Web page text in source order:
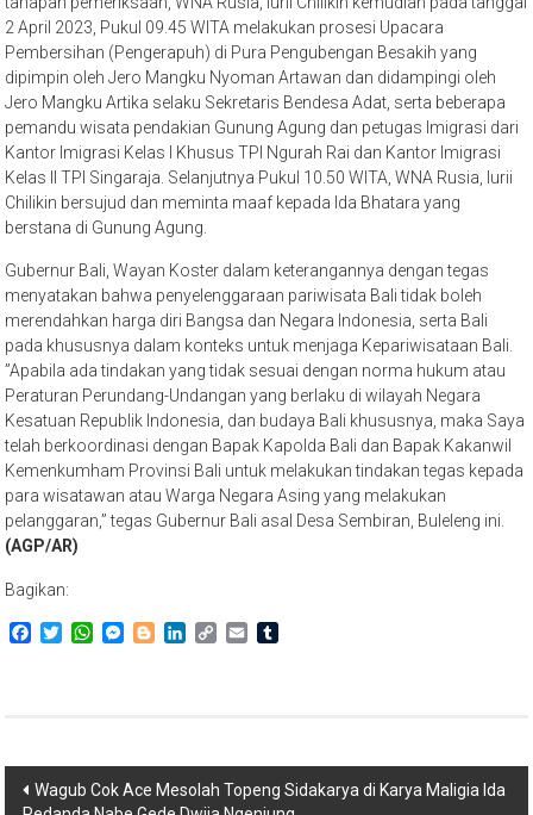
2 April 2023, Pukul 09.45 WITA melakukan prosesi Upacara
Pembersihan (Pengerapuh) di Pura Pengubengan Besakih yang
dipimpin oleh Jero Mangku Nyoman Artawan dan didampingi oleh
Jero Mangku Artika selaku Sekretaris Bendesa Adat, serta beberapa
pemandu wisata pendakian Gunung Agung dan petugas Imigrasi dari
Kantor Imigrasi Kelas I Khusus TPI Ngurah Rai dan Kantor Imigrasi
Kelas II TPI Singaraja. Selanjutnya Pukul 10.50 WITA, WNA Rusia, Iurii
Chilikin bersujud dan meminta maaf kepada Ida Bhatara yang
berstana di Gunung Agung.
Gubernur Bali, Wayan Koster dalam keterangannya dengan tegas
menyatakan bahwa penyelenggaraan pariwisata Bali tidak boleh
merendahkan harga diri Bangsa dan Negara Indonesia, serta Bali
pada khususnya dalam konteks untuk menjaga Kepariwisataan Bali.
”Apabila ada tindakan yang tidak sesuai dengan norma hukum atau
Peraturan Perundang-Undangan yang berlaku di wilayah Negara
Kesatuan Republik Indonesia, dan budaya Bali khususnya, maka Saya
telah berkoordinasi dengan Bapak Kapolda Bali dan Bapak Kakanwil
Kemenkumham Provinsi Bali untuk melakukan tindakan tegas kepada
para wisatawan atau Warga Negara Asing yang melakukan
pelanggaran,” tegas Gubernur Bali asal Desa Sembiran, Buleleng ini.
(AGP/AR)
Bagikan:
Facebook
TwitterWhatsApp
Messenger
BloggerLinkedIn
CopyEmail
Navigasi
Wagub Cok Ace Mesolah Topeng Sidakarya di Karya Maligia Ida